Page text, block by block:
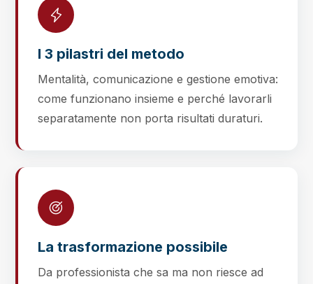
I 3 pilastri del metodo
Mentalità, comunicazione e gestione emotiva:
come funzionano insieme e perché lavorarli
separatamente non porta risultati duraturi.
La trasformazione possibile
Da professionista che sa ma non riesce ad